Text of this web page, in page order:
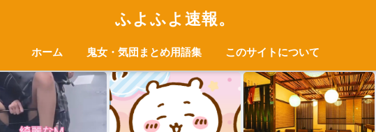
ふよふよ速報。
ホーム 鬼女・気団まとめ用語集 このサイトについて